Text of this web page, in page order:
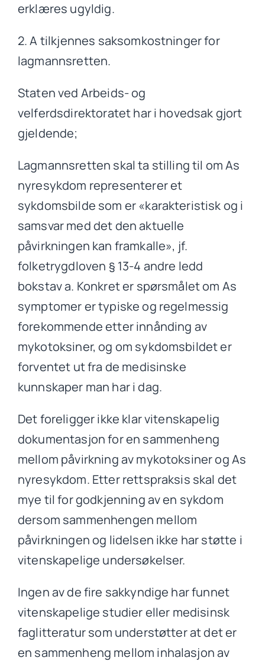
erklæres ugyldig.
2. A tilkjennes saksomkostninger for
lagmannsretten.
Staten ved Arbeids- og
velferdsdirektoratet har i hovedsak gjort
gjeldende;
Lagmannsretten skal ta stilling til om As
nyresykdom representerer et
sykdomsbilde som er «karakteristisk og i
samsvar med det den aktuelle
påvirkningen kan framkalle», jf.
folketrygdloven § 13-4 andre ledd
bokstav a. Konkret er spørsmålet om As
symptomer er typiske og regelmessig
forekommende etter innånding av
mykotoksiner, og om sykdomsbildet er
forventet ut fra de medisinske
kunnskaper man har i dag.
Det foreligger ikke klar vitenskapelig
dokumentasjon for en sammenheng
mellom påvirkning av mykotoksiner og As
nyresykdom. Etter rettspraksis skal det
mye til for godkjenning av en sykdom
dersom sammenhengen mellom
påvirkningen og lidelsen ikke har støtte i
vitenskapelige undersøkelser.
Ingen av de fire sakkyndige har funnet
vitenskapelige studier eller medisinsk
faglitteratur som understøtter at det er
en sammenheng mellom inhalasjon av